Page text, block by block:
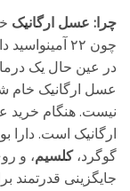
چرا: عسل ارگانیک
چون ۲۲
در عین حال یک
عسل ارگانیک خام
نیست. هنگام
ارگانیک است. دارا
گوگرد،کلسیم، و
جایگزینی قدرتمند